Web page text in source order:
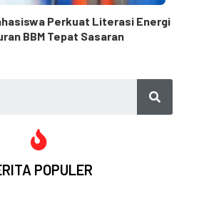
Perkuat Literasi Energi
BBM Tepat Sasaran
POPULER